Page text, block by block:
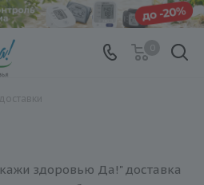
здоровью Да!" доставка